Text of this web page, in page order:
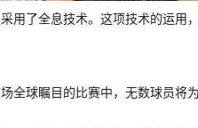
用了全息技术。这项技术的运用
全球瞩目的比赛中，无数球员将